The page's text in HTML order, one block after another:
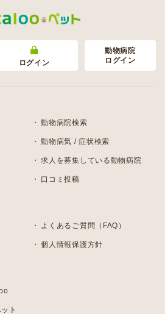
ログイン
動物病院
ログイン
動物病院検索
動物病気 / 症状検索
求人を募集している動物病院
口コミ投稿
よくあるご質問（FAQ）
個人情報保護方針
ト